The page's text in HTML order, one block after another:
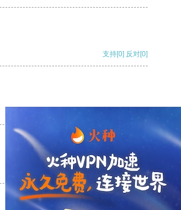
支持[0] 反对[0]
支持 [0] 反对[0]